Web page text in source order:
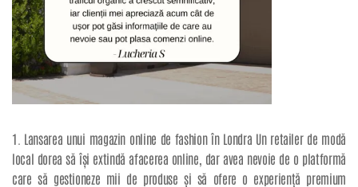
1. Lansarea unui magazin online de fashion în Londra Un retailer de modă
local dorea să își extindă afacerea online, dar avea nevoie de o platformă
care să gestioneze mii de produse și să ofere o experiență premium